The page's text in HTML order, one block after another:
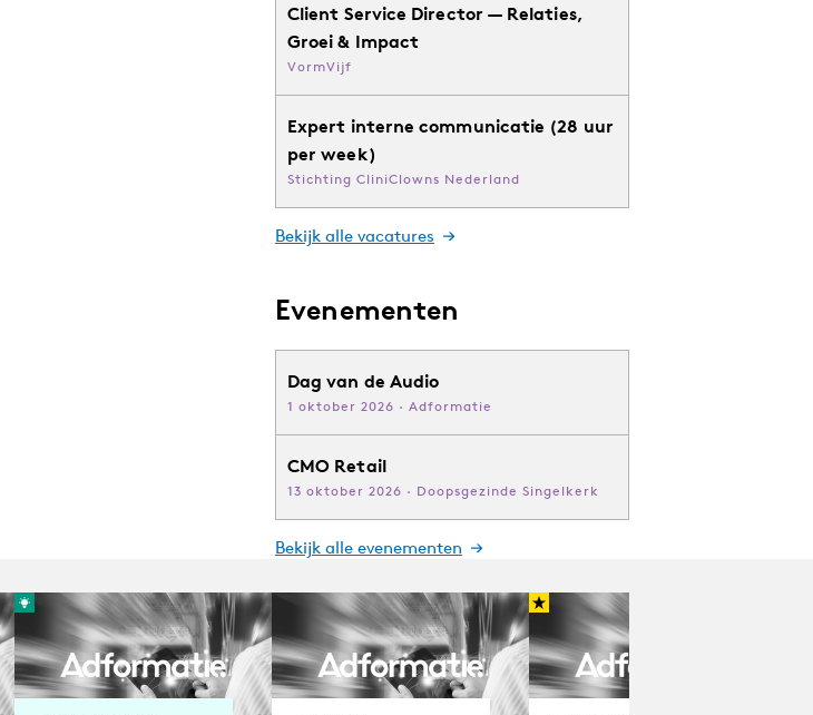
Client Service Director — Relaties,
Groei & Impact
VormVijf
Expert interne communicatie (28 uur
per week)
Stichting CliniClowns Nederland
Bekijk alle vacatures
Evenementen
Dag van de Audio
1 oktober 2026 · Adformatie
CMO Retail
13 oktober 2026 · Doopsgezinde Singelkerk
Bekijk alle evenementen